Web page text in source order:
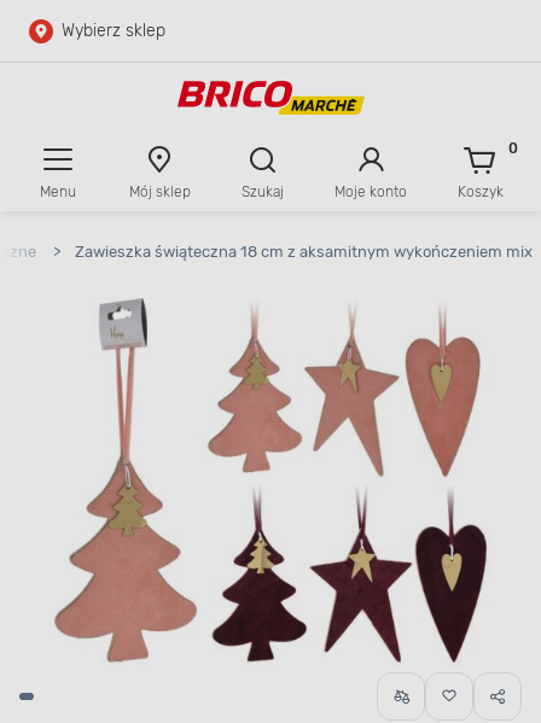
Przejdź do głównej zawartości
Wybierz sklep
Menu Mój sklep Szukaj Moje konto Koszyk
0
> Zawieszka świąteczna 18 cm z aksamitnym wykończeniem mix